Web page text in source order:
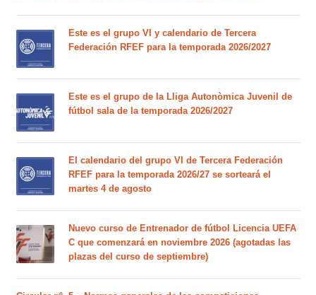
Este es el grupo VI y calendario de Tercera
Federación RFEF para la temporada 2026/2027
Este es el grupo de la Lliga Autonòmica Juvenil de
fútbol sala de la temporada 2026/2027
El calendario del grupo VI de Tercera Federación
RFEF para la temporada 2026/27 se sorteará el
martes 4 de agosto
Nuevo curso de Entrenador de fútbol Licencia UEFA
C que comenzará en noviembre 2026 (agotadas las
plazas del curso de septiembre)